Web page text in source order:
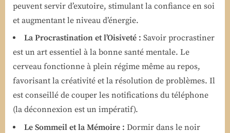
peuvent servir d’exutoire, stimulant la confiance en soi
et augmentant le niveau d’énergie.
La Procrastination et l’Oisiveté : Savoir procrastiner
est un art essentiel à la bonne santé mentale. Le
cerveau fonctionne à plein régime même au repos,
favorisant la créativité et la résolution de problèmes. Il
est conseillé de couper les notifications du téléphone
(la déconnexion est un impératif).
Le Sommeil et la Mémoire : Dormir dans le noir